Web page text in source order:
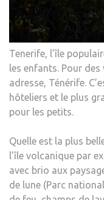
Tenerife, l’île
les enfants. Pour
adresse, Ténérife.
hôteliers et le plus
pour les petits.
Quelle est la plus
l’île volcanique par
avec brio aux
de lune (Parc